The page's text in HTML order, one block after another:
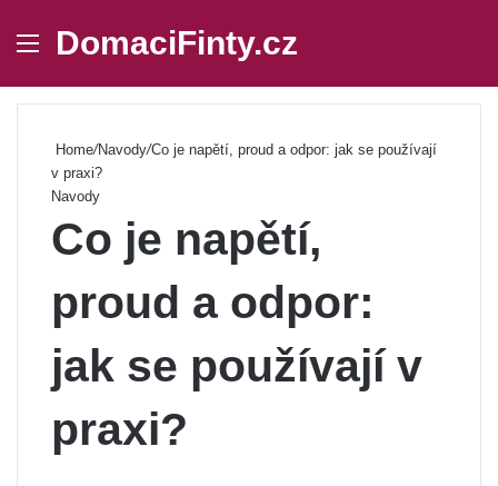
Menu
DomaciFinty.cz
Home/Navody/Co je napětí, proud a odpor: jak se používají
v praxi?
Navody
Co je napětí,
proud a odpor:
jak se používají v
praxi?